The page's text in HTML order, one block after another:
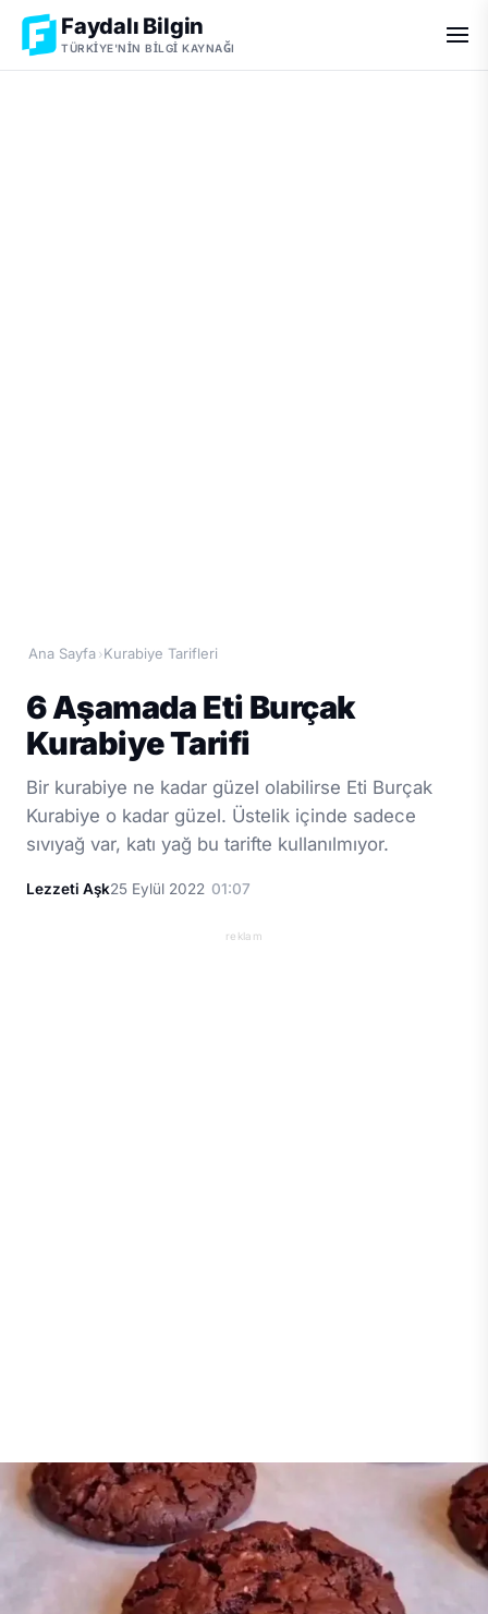
Faydalı Bilgin
TÜRKIYE'NIN BILGI KAYNAĞI
Ana Sayfa ›Kurabiye Tarifleri
6 Aşamada Eti Burçak
Kurabiye Tarifi
Bir kurabiye ne kadar güzel olabilirse Eti Burçak
Kurabiye o kadar güzel. Üstelik içinde sadece
sıvıyağ var, katı yağ bu tarifte kullanılmıyor.
Lezzeti Aşk25 Eylül 2022 01:07
reklam